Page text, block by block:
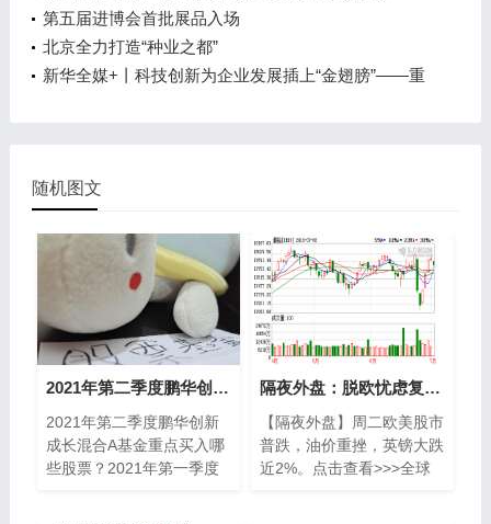
第五届进博会首批展品入场
北京全力打造“种业之都”
新华全媒+丨科技创新为企业发展插上“金翅膀”——重
随机图文
2021年第二季度鹏华创新成长混合A基金重点买入哪些股票？2021年第一季度持仓了哪些股票和债券？
2021年第二季度鹏华创新
成长混合A基金重点买入哪
些股票？2021年第一季度
隔夜外盘：脱欧忧虑复燃 欧美股市普跌油价重挫逾4%
【隔夜外盘】周二欧美股市
普跌，油价重挫，英镑大跌
近2%。点击查看>>>全球